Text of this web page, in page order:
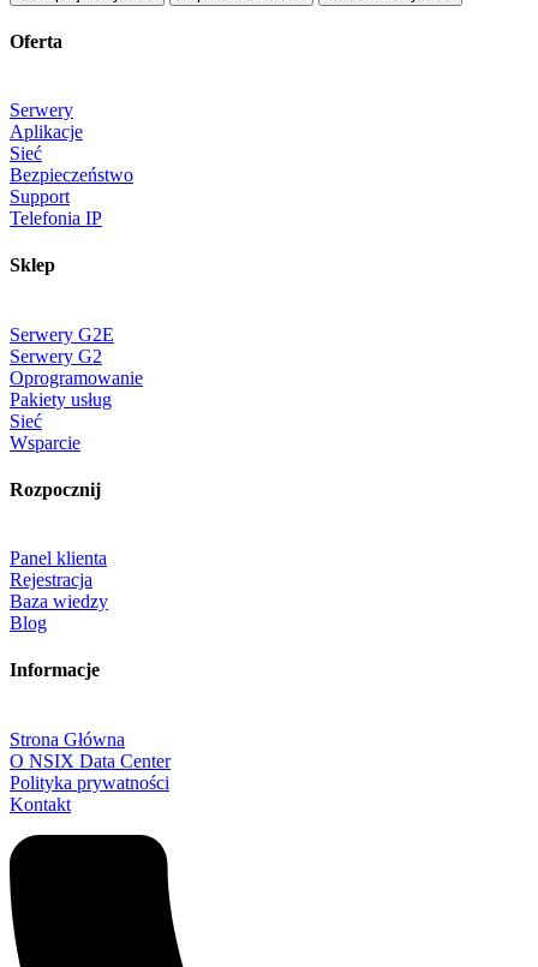
Oferta
Serwery
Aplikacje
Sieć
Bezpieczeństwo
Support
Telefonia IP
Sklep
Serwery G2E
Serwery G2
Oprogramowanie
Pakiety usług
Sieć
Wsparcie
Rozpocznij
Panel klienta
Rejestracja
Baza wiedzy
Blog
Informacje
Strona Główna
O NSIX Data Center
Polityka prywatności
Kontakt